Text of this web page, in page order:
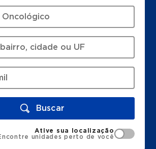
Buscar
Ative sua localização
unidades perto de você